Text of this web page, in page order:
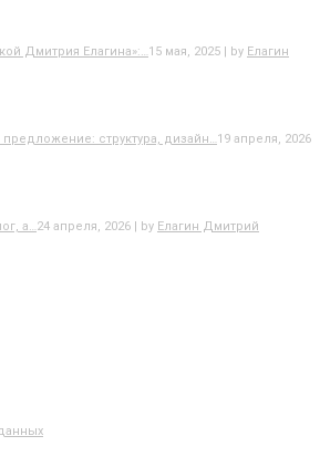
Дмитрия Елагина»:…15 мая, 2025 | by Елагин
структура, дизайн…19 апреля, 2026
а…24 апреля, 2026 | by Елагин Дмитрий